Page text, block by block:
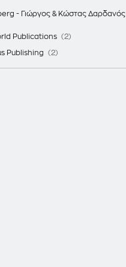
- Γιώργος & Κώστας Δαρδανός
Publications
Publishing